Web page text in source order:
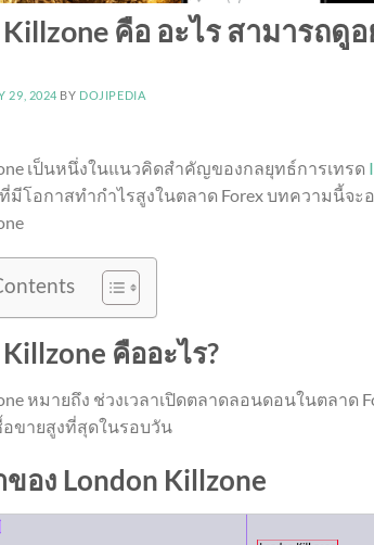
Killzone คือ อะไร สามารถดูอ
29, 2024 BY DOJIPEDIA
เป็นหนึ่งในแนวคิดสำคัญของกลยุทธ์การเทรด
ที่มีโอกาสทำกำไรสูงในตลาด Forex บทความนี้
คืออะไร?
หมายถึง ช่วงเวลาเปิดตลาดลอนดอนในตลาด
ขายสูงที่สุดในรอบวัน
ของ London Killzone